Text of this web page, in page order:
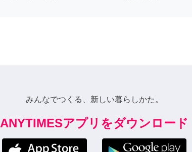
みんなでつくる、新しい暮らしかた。
ANYTIMESアプリをダウンロード